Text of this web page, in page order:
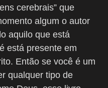
cerebrais” que
algum o autor
aquilo que está
está presente em
Então se você é um
qualquer tipo de